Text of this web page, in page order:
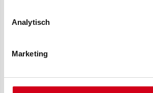
Analytisch
Marketing
Ruimtes verhuren die nog
moeten worden, dat is echt
Slochteren. Als
tussen Van Wijnen en